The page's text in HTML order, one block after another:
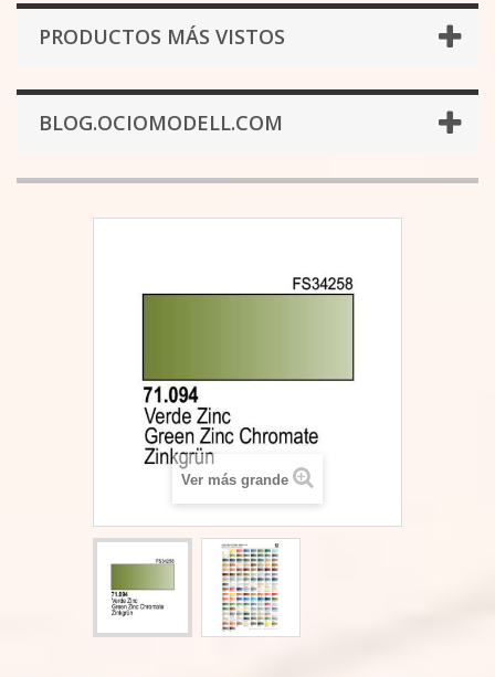
PRODUCTOS MÁS VISTOS
BLOG.OCIOMODELL.COM
Ver más grande